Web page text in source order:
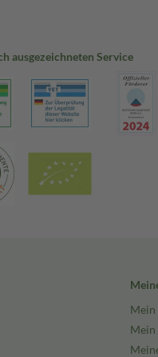
ausgezeichneten Service
Mein
Mein